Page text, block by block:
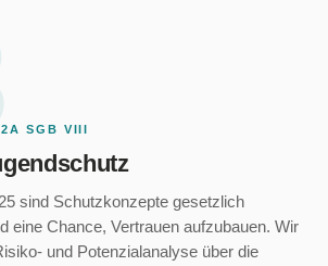
SGB VIII
sind Schutzkonzepte gesetzlich
eine Chance, Vertrauen aufzubauen. Wir
und Potenzialanalyse über die